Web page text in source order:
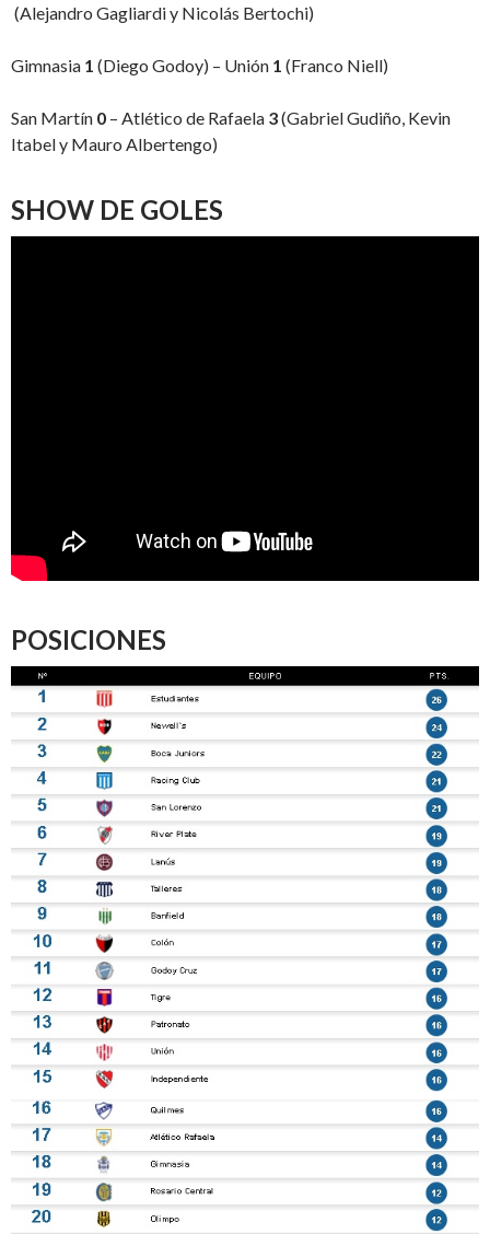
(Alejandro Gagliardi y Nicolás Bertochi)
Gimnasia 1 (Diego Godoy) – Unión 1 (Franco Niell)
San Martín 0 – Atlético de Rafaela 3(Gabriel Gudiño, Kevin
Itabel y Mauro Albertengo)
SHOW DE GOLES
POSICIONES